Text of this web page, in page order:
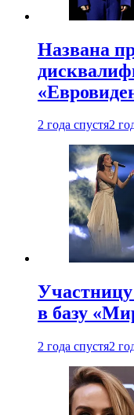
Названа
2 года спустя2
в базу
2 года спустя2